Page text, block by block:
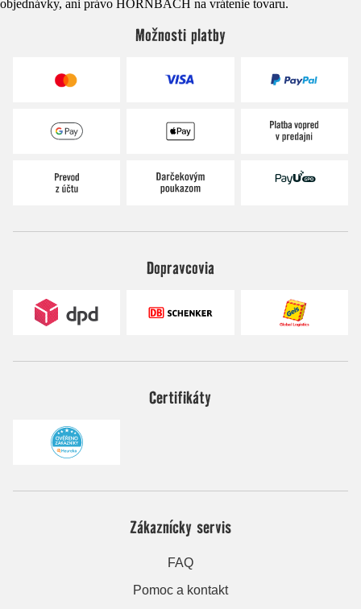
objednávky, ani právo HORNBACH na vrátenie tovaru.
Možnosti platby
Dopravcovia
Certifikáty
Zákaznícky servis
FAQ
Pomoc a kontakt